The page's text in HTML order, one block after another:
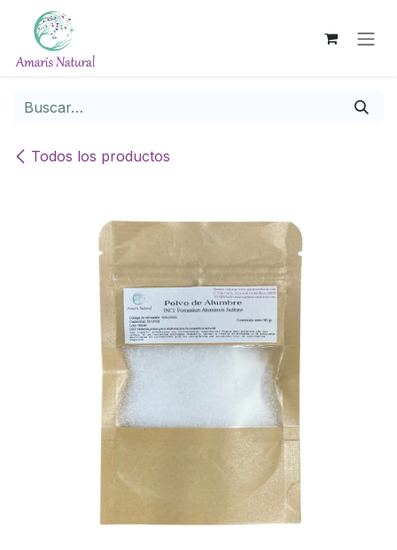
Ir al contenido
Todos los productos